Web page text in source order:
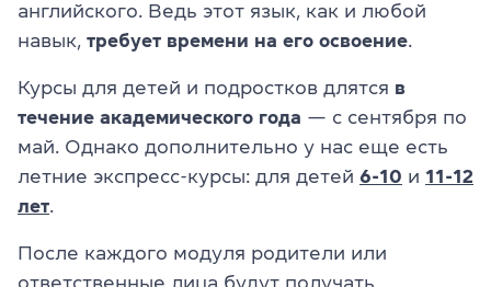
английского. Ведь этот язык, как и любой
навык, требует времени на его освоение.
Курсы для детей и подростков длятся в
течение академического года — с сентября по
май. Однако дополнительно у нас еще есть
летние экспресс-курсы: для детей 6-10 и 11-12
лет.
После каждого модуля родители или
ответственные лица будут получать